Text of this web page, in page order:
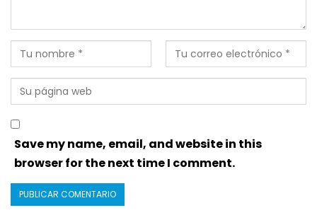
Save my name, email, and website in this
browser for the next time I comment.